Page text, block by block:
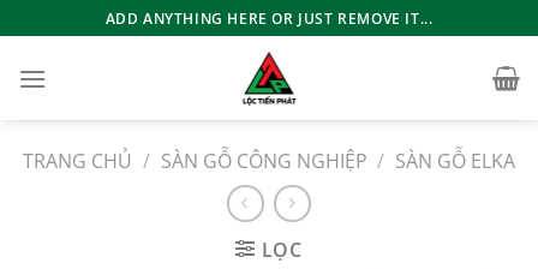
qua
nội
ADD ANYTHING HERE OR JUST REMOVE IT...
TRANG CHỦ / SÀN GỖ CÔNG NGHIỆP / SÀN GỖ ELKA
LỌC